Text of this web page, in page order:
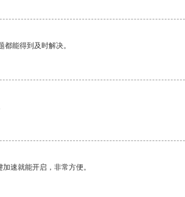
能得到及时解决。
速就能开启，非常方便。